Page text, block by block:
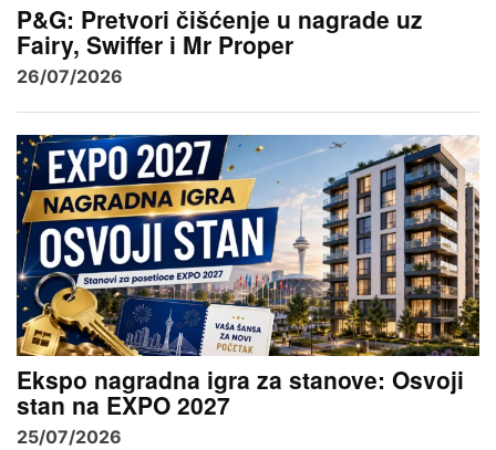
P&G: Pretvori čišćenje u nagrade uz
Fairy, Swiffer i Mr Proper
26/07/2026
Ekspo nagradna igra za stanove: Osvoji
stan na EXPO 2027
25/07/2026